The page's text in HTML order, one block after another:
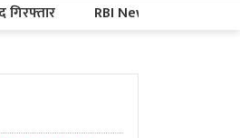
RBI New Rules : EMI नहीं